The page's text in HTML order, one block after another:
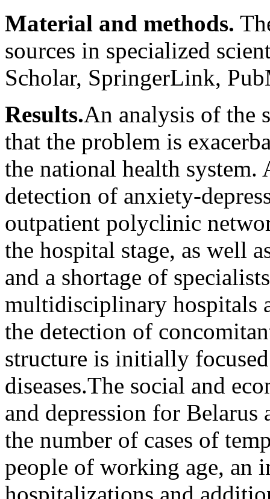
Material and methods.
sources in specialized
Scholar, SpringerLink,
Results.An analysis of the
that the problem is
the national health
detection of anxiety-
outpatient polyclinic
the hospital stage, as well
and a shortage of
multidisciplinary hospitals
the detection of
structure is initially
diseases.The social and
and depression for Belarus
the number of cases of
people of working age, an
hospitalizations and